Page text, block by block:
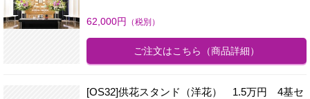
62,000円 （税別）
ご注文はこちら （商品詳細）
[OS32]供花スタンド（洋花） 1.5万円 4基セ